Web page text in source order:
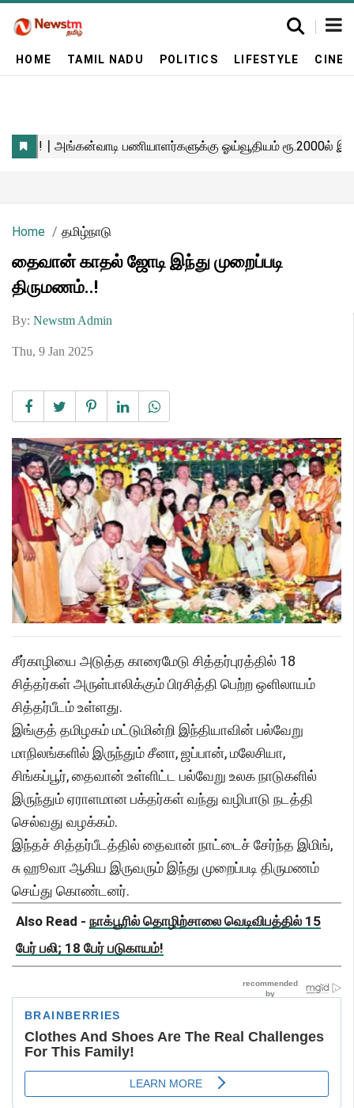
HOME TAMIL NADU POLITICS LIFESTYLE
Home தமிழ்நாடு
தைவான் காதல் ஜோடி இந்து முறைப்படி
திருமணம்..!
By: Newstm Admin
Thu, 9 Jan 2025
சீர்காழியை அடுத்த காரைமேடு சித்தர்புரத்தில் 18
சித்தர்கள் அருள்பாலிக்கும் பிரசித்தி பெற்ற ஒளிலாயம்
சித்தர்பீடம் உள்ளது.
இங்குத் தமிழகம் மட்டுமின்றி இந்தியாவின் பல்வேறு
மாநிலங்களில் இருந்தும் சீனா, ஜப்பான், மலேசியா,
சிங்கப்பூர், தைவான் உள்ளிட்ட பல்வேறு உலக நாடுகளில்
இருந்தும் ஏராளமான பக்தர்கள் வந்து வழிபாடு நடத்தி
செல்வது வழக்கம்.
இந்தச் சித்தர்பீடத்தில் தைவான் நாட்டைச் சேர்ந்த இமிங்,
சு ஹூவா ஆகிய இருவரும் இந்து முறைப்படி திருமணம்
செய்து கொண்டனர்.
Also Read - நாக்பூரில் தொழிற்சாலை வெடிவிபத்தில் 15
பேர் பலி; 18 பேர் படுகாயம்!